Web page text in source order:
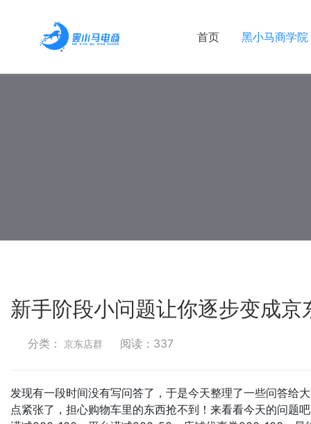
首页 黑小马商学院
新手阶段小问题让你逐步变成京
分类： 京东店群 阅读： 337
发现有一段时间没有写问答了，于是今天整理了一些问答给
点紧张了，担心购物车里的东西抢不到！来看看今天的问题